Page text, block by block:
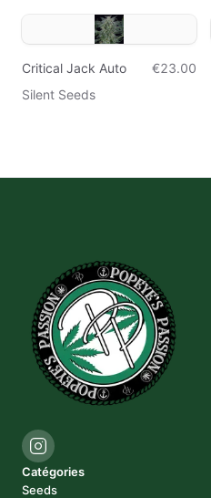
Critical Jack Auto
€23.00
Silent Seeds
Catégories
Seeds